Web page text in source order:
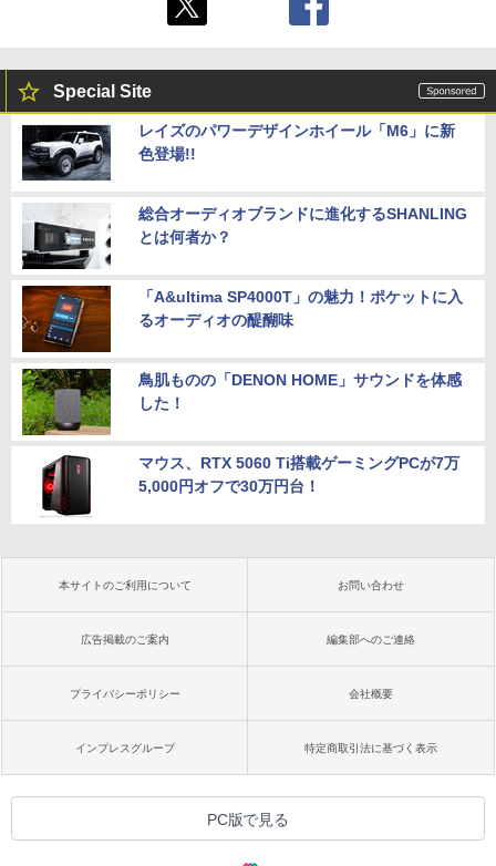
Special Site
レイズのパワーデザインホイール「M6」に新
色登場!!
総合オーディオブランドに進化するSHANLING
とは何者か？
「A&ultima SP4000T」の魅力！ポケットに入
るオーディオの醍醐味
鳥肌ものの「DENON HOME」サウンドを体感
した！
マウス、RTX 5060 Ti搭載ゲーミングPCが7万
5,000円オフで30万円台！
本サイトのご利用について お問い合わせ
広告掲載のご案内 編集部へのご連絡
プライバシーポリシー 会社概要
インプレスグループ 特定商取引法に基づく表示
PC版で見る